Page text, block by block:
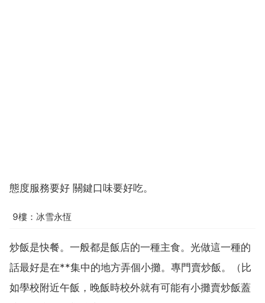
態度服務要好 關鍵口味要好吃。
9樓：冰雪永恆
炒飯是快餐。一般都是飯店的一種主食。光做這一種的
話最好是在**集中的地方弄個小攤。專門賣炒飯。（比
如學校附近午飯，晚飯時校外就有可能有小攤賣炒飯蓋